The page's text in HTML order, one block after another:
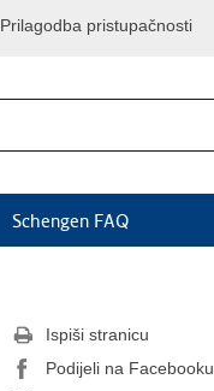
Prilagodba pristupačnosti
Schengen FAQ
Ispiši stranicu
Podijeli na Facebooku